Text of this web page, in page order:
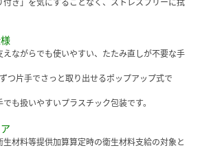
えながらでも使いやすい、たたみ直しが不要な手
つ片手でさっと取り出せるポップアップ式で
も扱いやすいプラスチック包装です。
生材料等提供加算算定時の衛生材料支給の対象と